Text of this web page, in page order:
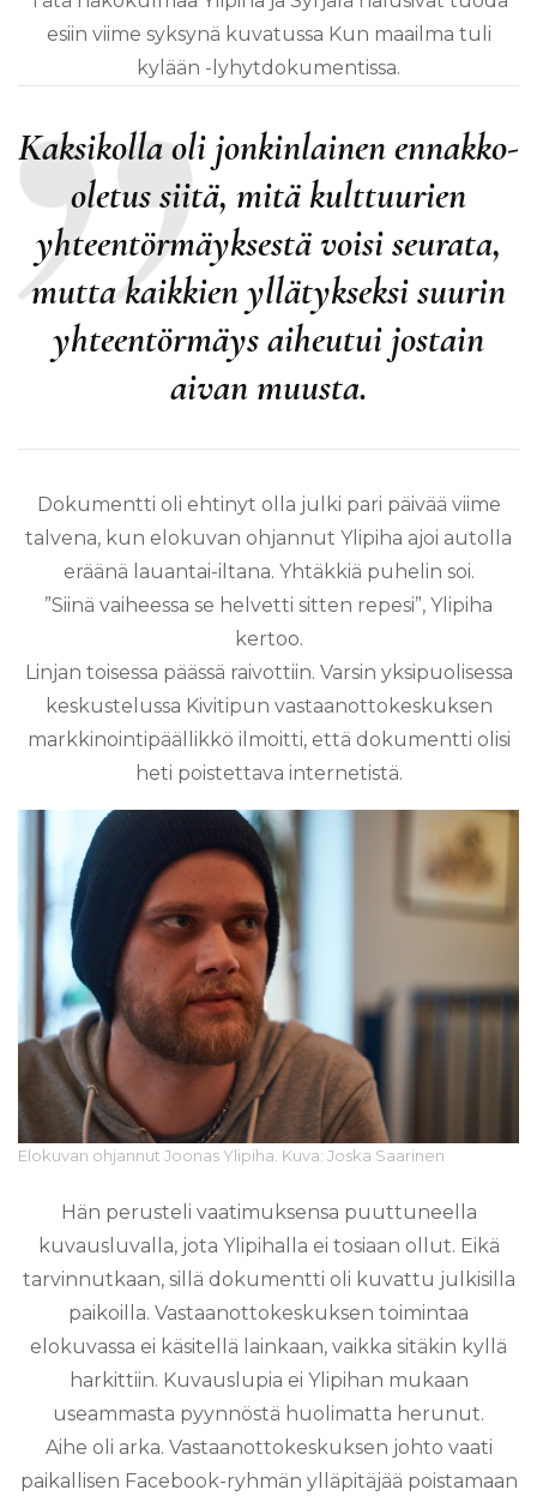
esiin viime syksynä kuvatussa Kun maailma tuli
kylään -lyhytdokumentissa.
Kaksikolla oli jonkinlainen ennakko-
oletus siitä, mitä kulttuurien
yhteentörmäyksestä voisi seurata,
mutta kaikkien yllätykseksi suurin
yhteentörmäys aiheutui jostain
aivan muusta.
Dokumentti oli ehtinyt olla julki pari päivää viime
talvena, kun elokuvan ohjannut Ylipiha ajoi autolla
eräänä lauantai-iltana. Yhtäkkiä puhelin soi.
”Siinä vaiheessa se helvetti sitten repesi”, Ylipiha
kertoo.
Linjan toisessa päässä raivottiin. Varsin yksipuolisessa
keskustelussa Kivitipun vastaanottokeskuksen
markkinointipäällikkö ilmoitti, että dokumentti olisi
heti poistettava internetistä.
Elokuvan ohjannut Joonas Ylipiha. Kuva: Joska Saarinen
Hän perusteli vaatimuksensa puuttuneella
kuvausluvalla, jota Ylipihalla ei tosiaan ollut. Eikä
tarvinnutkaan, sillä dokumentti oli kuvattu julkisilla
paikoilla. Vastaanottokeskuksen toimintaa
elokuvassa ei käsitellä lainkaan, vaikka sitäkin kyllä
harkittiin. Kuvauslupia ei Ylipihan mukaan
useammasta pyynnöstä huolimatta herunut.
Aihe oli arka. Vastaanottokeskuksen johto vaati
paikallisen Facebook-ryhmän ylläpitäjää poistamaan